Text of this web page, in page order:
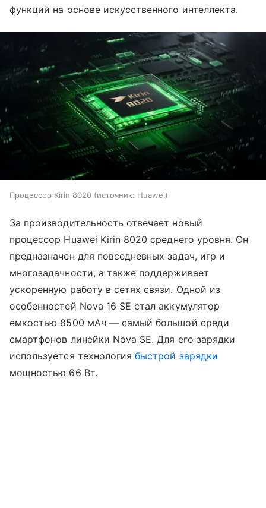
функций на основе искусственного интеллекта.
Процессор Kirin 8020 источник: Huawei
За производительность отвечает новый
процессор Huawei Kirin 8020 среднего уровня. Он
предназначен для повседневных задач, игр и
многозадачности, а также поддерживает
ускоренную работу в сетях связи. Одной из
особенностей Nova 16 SE стал аккумулятор
емкостью 8500 мАч — самый большой среди
смартфонов линейки Nova SE. Для его зарядки
используется технологиябыстрой зарядки
мощностью 66 Вт.